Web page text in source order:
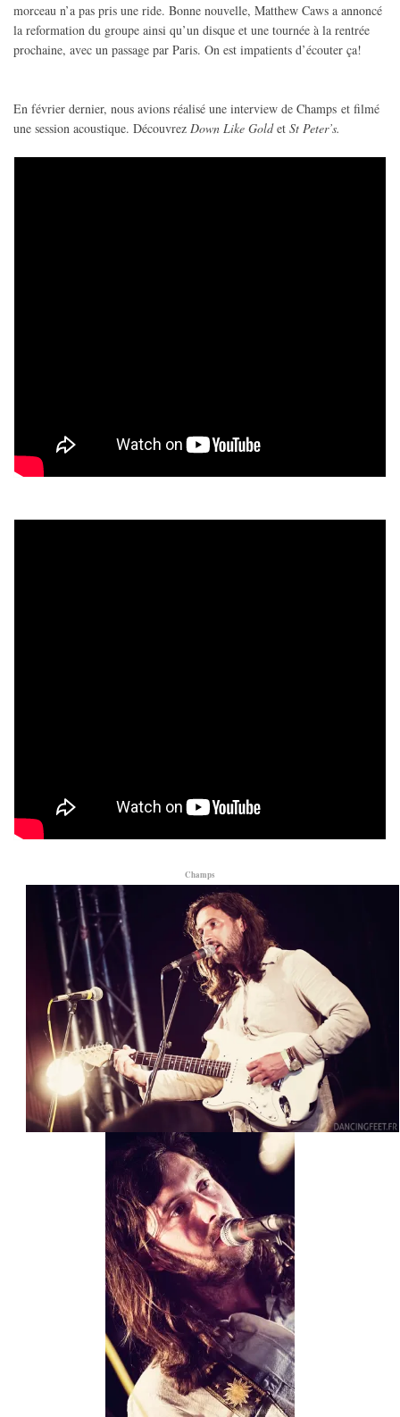
morceau n’a pas pris une ride. Bonne nouvelle, Matthew Caws a annoncé
la reformation du groupe ainsi qu’un disque et une tournée à la rentrée
prochaine, avec un passage par Paris. On est impatients d’écouter ça!
En février dernier, nous avions réalisé une interview de Champs et filmé
une session acoustique. Découvrez Down Like Goldet St Peter’s.
Champs